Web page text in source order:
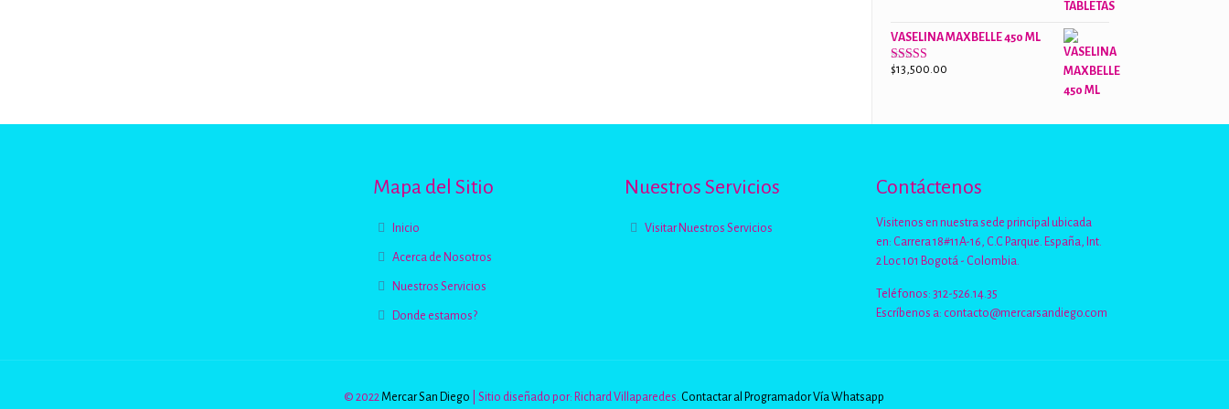
VASELINA MAXBELLE 450 ML
Valorado
$13,500.00
Mapa del Sitio
Inicio
Acerca de Nosotros
Nuestros Servicios
Donde estamos?
Nuestros Servicios
Visitar Nuestros Servicios
Contáctenos
Visitenos en nuestra sede principal ubicada
en: Carrera 18#11A-16, C.C Parque. España, Int.
2 Loc 101 Bogotá - Colombia.
Teléfonos: 312-526.14.35
Escríbenos a: contacto@mercarsandiego.com
© 2022Mercar San Diego | Sitio diseñado por: Richard Villaparedes. Contactar al Programador Vía Whatsapp